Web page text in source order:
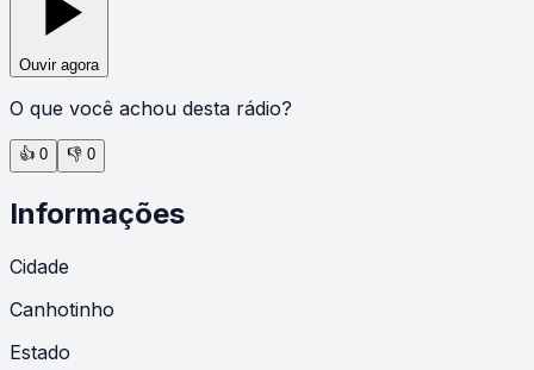
Ouvir agora
O que você achou desta rádio?
👍 0 👎 0
Informações
Cidade
Canhotinho
Estado